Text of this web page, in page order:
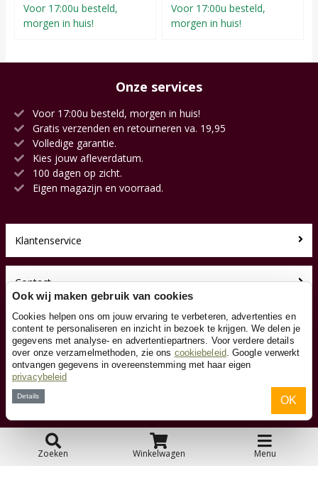
Zoeken Winkelwagen Menu
Voor 17:00u besteld,
morgen in huis!
Voor 17:00u besteld,
morgen in huis!
Onze services
Voor 17:00u besteld, morgen in huis!
Gratis verzenden en retourneren va. 19,95
Volledige garantie.
Kies jouw afleverdatum.
100 dagen op zicht.
Eigen magazijn en voorraad.
Klantenservice
Contact
Over ons
Toyfan BV
Loopauto.nl
Waterwinweg 9
7572 PD Oldenzaal
Tel. 0541-228000
Facebook
Instagram
Ook wij maken gebruik van cookies
Cookies helpen ons om jouw ervaring te verbeteren, advertenties en
content te personaliseren en inzicht in bezoek te krijgen. We delen je
gegevens met analyse- en advertentiepartners. Voor verdere details
over onze verzamelmethoden, zie ons cookiebeleid. Google verwerkt
ontvangen gegevens in overeenstemming met haar eigen
privacybeleid
Details OK